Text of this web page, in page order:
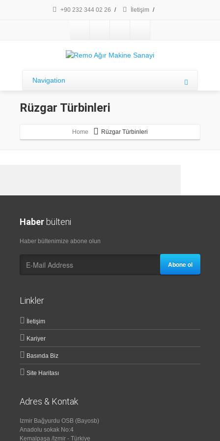
+90 232 344 02 26 / İletişim /
Navigation
Rüzgar Türbinleri
Home Rüzgar Türbinleri
Haber bülteni
Haber bültenimize abone olun
Abone ol
Linkler
İletişim
Kariyer
Basında Biz
Site Haritası
Adres & Kontak
Izmir Bağyurdu OSB (Bayosb)
Anadolu sokak No:4
Kemalpaşa /Izmir - Türkiye